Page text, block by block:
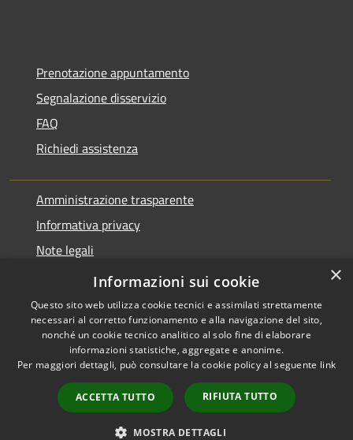
Prenotazione appuntamento
Segnalazione disservizio
FAQ
Richiedi assistenza
Amministrazione trasparente
Informativa privacy
Note legali
Dichiarazione di accessibilità
Accessibilità
Copyright © 2026 • Comune di
Pontirolo Nuovo • Powered by
Municipium•
Accesso
redazione
×
Informazioni sui cookie
Questo sito web utilizza cookie tecnici e assimilati strettamente
necessari al corretto funzionamento e alla navigazione del sito,
nonché un cookie tecnico analitico al solo fine di elaborare
informazioni statistiche, aggregate e anonime.
Per maggiori dettagli, può consultare la cookie policy al seguente link
ACCETTA TUTTO RIFIUTA TUTTO
MOSTRA DETTAGLI